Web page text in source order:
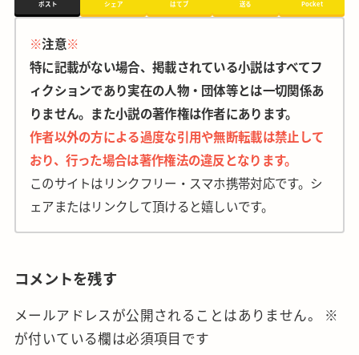
ポスト シェア はてブ 送る Pocket
※注意※
特に記載がない場合、掲載されている小説はすべてフ
ィクションであり実在の人物・団体等とは一切関係あ
りません。また小説の著作権は作者にあります。
作者以外の方による過度な引用や無断転載は禁止して
おり、行った場合は著作権法の違反となります。
このサイトはリンクフリー・スマホ携帯対応です。シ
ェアまたはリンクして頂けると嬉しいです。
コメントを残す
メールアドレスが公開されることはありません。
※
が付いている欄は必須項目です